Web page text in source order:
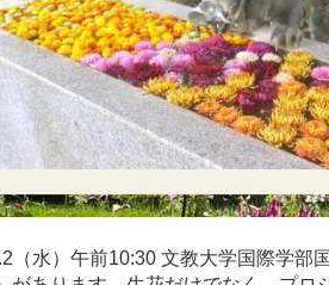
（水）午前10:30 文教大学国際学